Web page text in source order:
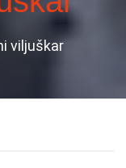
viljuškar